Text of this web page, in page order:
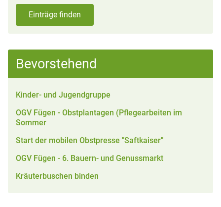
Einträge finden
Bevorstehend
Kinder- und Jugendgruppe
OGV Fügen - Obstplantagen (Pflegearbeiten im
Sommer
Start der mobilen Obstpresse "Saftkaiser"
OGV Fügen - 6. Bauern- und Genussmarkt
Kräuterbuschen binden